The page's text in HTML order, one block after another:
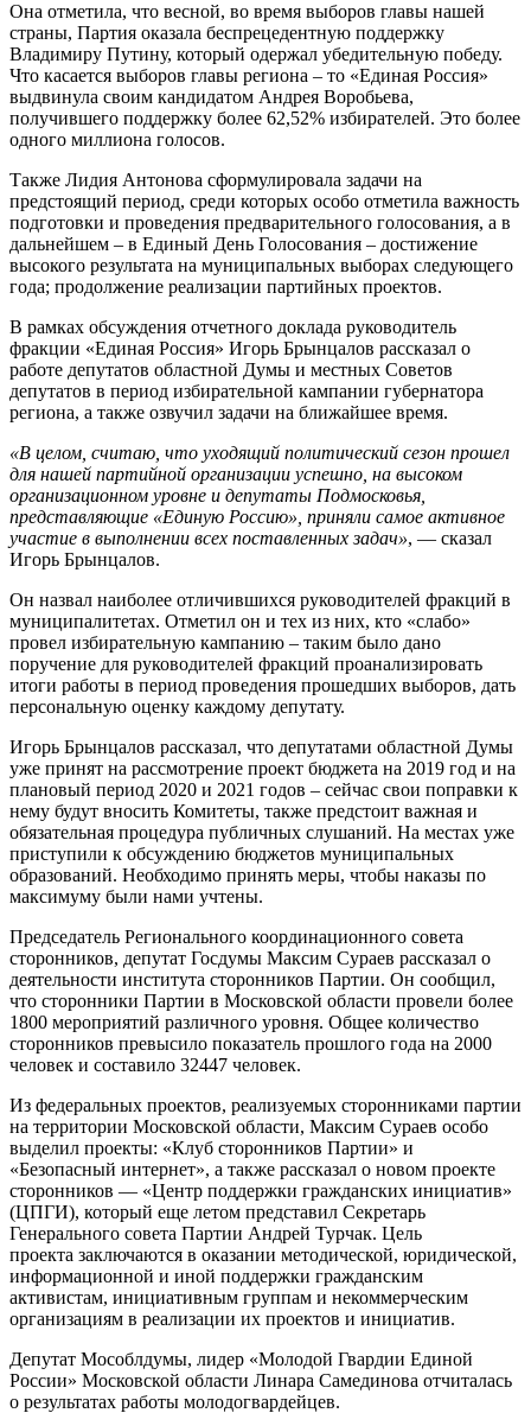
Она отметила, что весной, во время выборов главы нашей
страны, Партия оказала беспрецедентную поддержку
Владимиру Путину, который одержал убедительную победу.
Что касается выборов главы региона – то «Единая Россия»
выдвинула своим кандидатом Андрея Воробьева,
получившего поддержку более 62,52% избирателей. Это более
одного миллиона голосов.
Также Лидия Антонова сформулировала задачи на
предстоящий период, среди которых особо отметила важность
подготовки и проведения предварительного голосования, а в
дальнейшем – в Единый День Голосования – достижение
высокого результата на муниципальных выборах следующего
года; продолжение реализации партийных проектов.
В рамках обсуждения отчетного доклада руководитель
фракции «Единая Россия» Игорь Брынцалов рассказал о
работе депутатов областной Думы и местных Советов
депутатов в период избирательной кампании губернатора
региона, а также озвучил задачи на ближайшее время.
«В целом, считаю, что уходящий политический сезон прошел
для нашей партийной организации успешно, на высоком
организационном уровне и депутаты Подмосковья,
представляющие «Единую Россию», приняли самое активное
участие в выполнении всех поставленных задач», — сказал
Игорь Брынцалов.
Он назвал наиболее отличившихся руководителей фракций в
муниципалитетах. Отметил он и тех из них, кто «слабо»
провел избирательную кампанию – таким было дано
поручение для руководителей фракций проанализировать
итоги работы в период проведения прошедших выборов, дать
персональную оценку каждому депутату.
Игорь Брынцалов рассказал, что депутатами областной Думы
уже принят на рассмотрение проект бюджета на 2019 год и на
плановый период 2020 и 2021 годов – сейчас свои поправки к
нему будут вносить Комитеты, также предстоит важная и
обязательная процедура публичных слушаний. На местах уже
приступили к обсуждению бюджетов муниципальных
образований. Необходимо принять меры, чтобы наказы по
максимуму были нами учтены.
Председатель Регионального координационного совета
сторонников, депутат Госдумы Максим Сураев рассказал о
деятельности института сторонников Партии. Он сообщил,
что сторонники Партии в Московской области провели более
1800 мероприятий различного уровня. Общее количество
сторонников превысило показатель прошлого года на 2000
человек и составило 32447 человек.
Из федеральных проектов, реализуемых сторонниками партии
на территории Московской области, Максим Сураев особо
выделил проекты: «Клуб сторонников Партии» и
«Безопасный интернет», а также рассказал о новом проекте
сторонников — «Центр поддержки гражданских инициатив»
(ЦПГИ), который еще летом представил Секретарь
Генерального совета Партии Андрей Турчак. Цель
проекта заключаются в оказании методической, юридической,
информационной и иной поддержки гражданским
активистам, инициативным группам и некоммерческим
организациям в реализации их проектов и инициатив.
Депутат Мособлдумы, лидер «Молодой Гвардии Единой
России» Московской области Линара Самединова отчиталась
о результатах работы молодогвардейцев.